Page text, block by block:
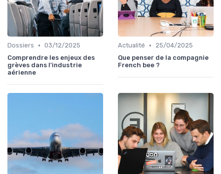
Dossiers • 03/12/2025
Comprendre les enjeux des
grèves dans l'industrie
aérienne
Actualité •
25/04/2025
Que penser de la compagnie
French bee ?